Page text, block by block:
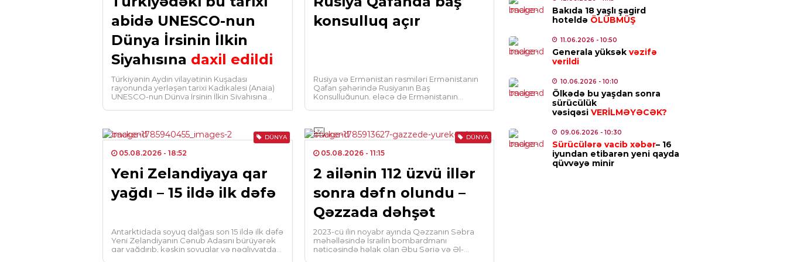
abidə UNESCO-nun
Dünya İrsinin İlkin
Siyahısına daxil edildi
Türkiyənin Aydın vilayətinin Kuşadası
rayonunda yerləşən tarixi Kadıkalesi (Anaia)
UNESCO-nun Dünya İrsinin İlkin Siyahısına
konsulluq açır
Rusiya və Ermənistan rəsmiləri Ermənistanın
Qafan şəhərində Rusiyanın Baş
Konsulluğunun, eləcə də Ermənistanın
DÜNYA
05.08.2026 - 18:52
Yeni Zelandiyaya qar
yağdı – 15 ildə ilk dəfə
Antarktidada soyuq dalğası son 15 ildə ilk dəfə
Yeni Zelandiyanın Cənub Adasını bürüyərək
qar yağdırıb, kəskin soyuqlar və nəqliyyatda
DÜNYA
05.08.2026- 11:15
2 ailənin 112 üzvü illər
sonra dəfn olundu –
Qəzzada dəhşət
2023-cü ilin noyabr ayında Qəzzanın Səbra
məhəlləsində İsrailin bombardmanı
nəticəsində həlak olan Əbu Şəriə və Əl-
maraqlı araşdırma
07.08.2026 - 10:25
CƏMIYYƏT
qonorarı ödənilməlidir – Ali
Məhkəmədən mühüm qərar
07.08.2026- 10:10
XARICI SIYASET
Azərbaycandan tranzit keçməklə
Ermənistana buğda və daş kömür
Bakıda 18 yaşlı şagird
hoteldə ÖLÜBMÜŞ
11.06.2026 - 10:50
Generala yüksək vəzifə
verildi
10.06.2026 - 10:10
Ölkədə bu yaşdan sonra
sürücülük
vəsiqəsi VERİLMƏYƏCƏK?
09.06.2026 - 10:30
Sürücülərə vacib xəbər– 16
iyundan etibarən yeni qayda
qüvvəyə minir